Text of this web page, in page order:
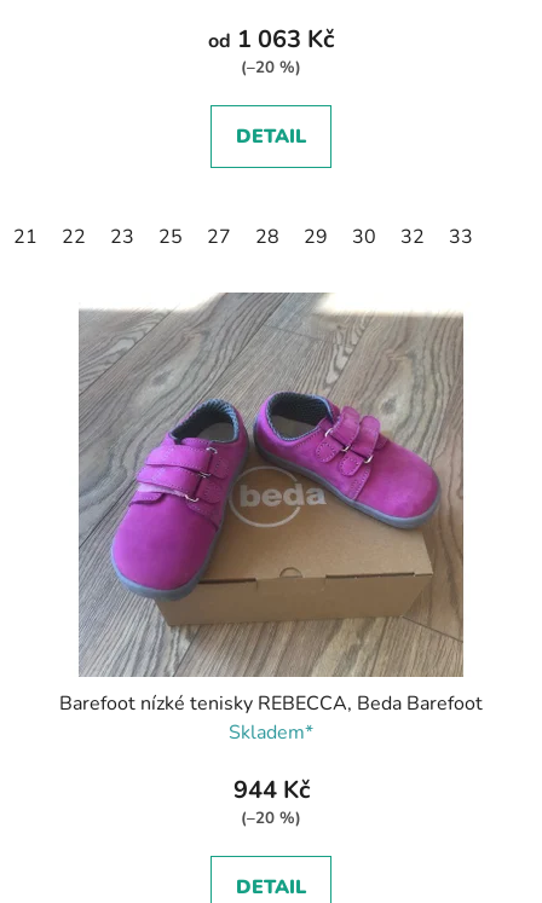
od 1 063 Kč
(–20 %)
DETAIL
21 22 23 25 27 28 29 30 32 33
Barefoot nízké tenisky REBECCA, Beda Barefoot
Skladem*
944 Kč
(–20 %)
DETAIL